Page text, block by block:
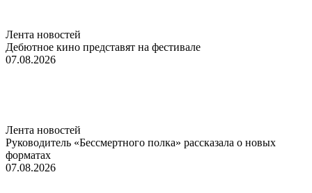
Лента новостей
Дебютное кино представят на фестивале
07.08.2026
Лента новостей
Руководитель «Бессмертного полка» рассказала о новых
форматах
07.08.2026